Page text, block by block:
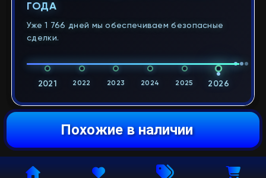
Похожие в наличии
ГОДА
Уже 1 766 дней мы обеспечиваем безопасные
сделки.
2021 2022 2023 2024 2025 2026